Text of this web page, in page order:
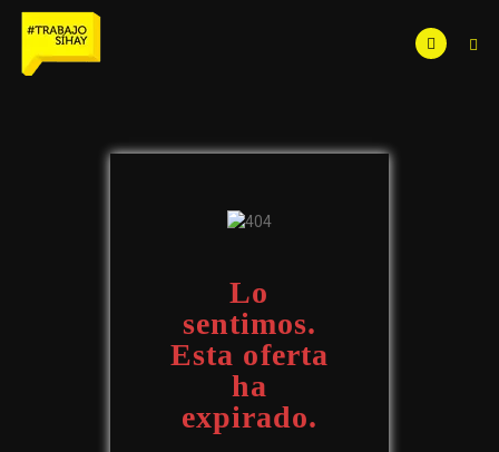
Lo
sentimos.
Esta oferta
ha
expirado.